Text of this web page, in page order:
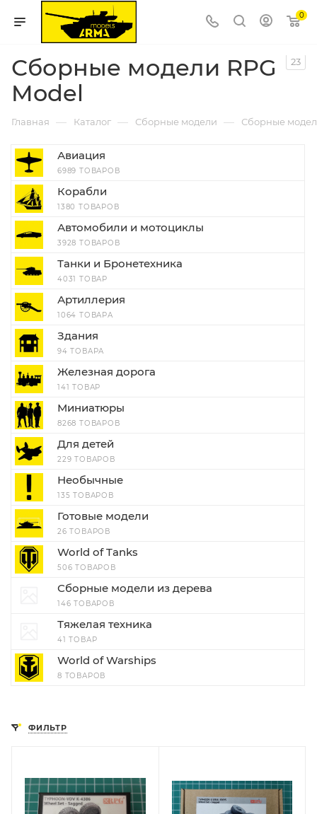
0
Сборные модели RPG
Model
23
Главная — Каталог — Сборные модели — Сборные
Авиация
6989 ТОВАРОВ
Корабли
1380 ТОВАРОВ
Автомобили и мотоциклы
3928 ТОВАРОВ
Танки и Бронетехника
4031 ТОВАР
Артиллерия
1064 ТОВАРА
Здания
94 ТОВАРА
Железная дорога
141 ТОВАР
Миниатюры
8268 ТОВАРОВ
Для детей
229 ТОВАРОВ
Необычные
135 ТОВАРОВ
Готовые модели
26 ТОВАРОВ
World of Tanks
506 ТОВАРОВ
Сборные модели из дерева
146 ТОВАРОВ
Тяжелая техника
41 ТОВАР
World of Warships
8 ТОВАРОВ
ФИЛЬТР